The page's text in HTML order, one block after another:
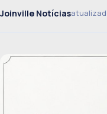
Joinville Notícias